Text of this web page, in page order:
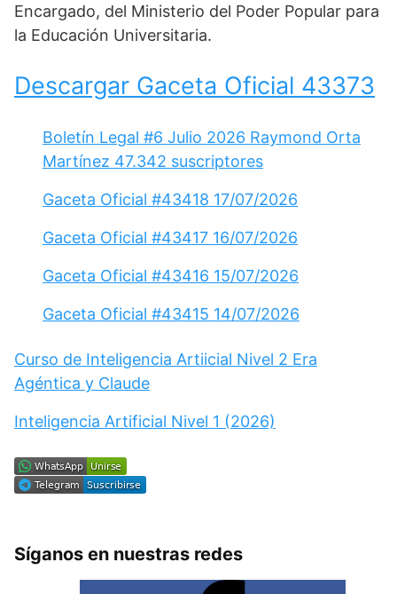
Encargado, del Ministerio del Poder Popular para
la Educación Universitaria.
Descargar Gaceta Oficial 43373
Boletín Legal #6 Julio 2026 Raymond Orta
Martínez 47.342 suscriptores
Gaceta Oficial #43418 17/07/2026
Gaceta Oficial #43417 16/07/2026
Gaceta Oficial #43416 15/07/2026
Gaceta Oficial #43415 14/07/2026
Curso de Inteligencia Artiicial Nivel 2 Era
Agéntica y Claude
Inteligencia Artificial Nivel 1 (2026)
Síganos en nuestras redes